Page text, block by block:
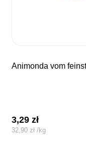
animonda vom
3,29zł
32,90 zł /kg